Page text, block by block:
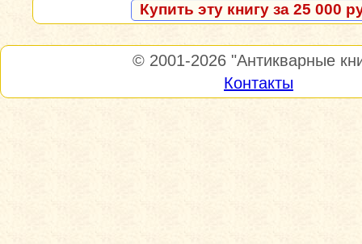
Купить эту книгу за 25 000
© 2001-2026 "Антикварные
Контакты